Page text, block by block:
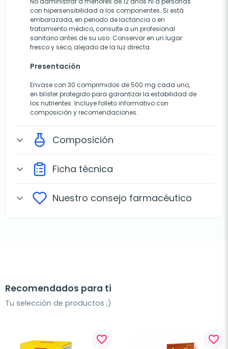
con hipersensibilidad a los componentes. Si está
embarazada, en periodo de lactancia o en
tratamiento médico, consulte a un profesional
sanitario antes de su uso. Conservar en un lugar
fresco y seco, alejado de la luz directa.
Presentación
Envase con 30 comprimidos de 500 mg cada uno,
en blíster protegido para garantizar la estabilidad de
los nutrientes. Incluye folleto informativo con
composición y recomendaciones.
expand_more Composición
expand_more Ficha técnica
expand_more Nuestro consejo farmacéutico
Recomendados para ti
Tu selección de productos ;)
favorite_border favorite_border